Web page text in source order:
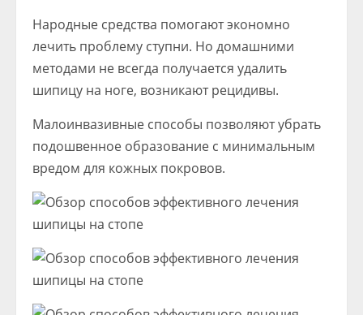
Народные средства помогают экономно
лечить проблему ступни. Но домашними
методами не всегда получается удалить
шипицу на ноге, возникают рецидивы.
Малоинвазивные способы позволяют убрать
подошвенное образование с минимальным
вредом для кожных покровов.